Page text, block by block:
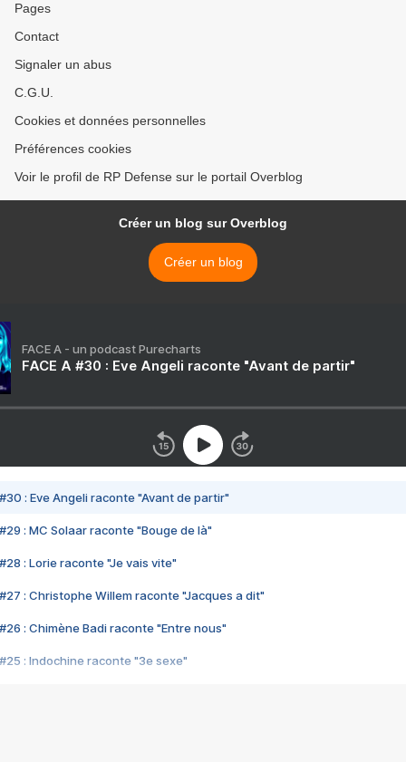
Pages
Contact
Signaler un abus
C.G.U.
Cookies et données personnelles
Préférences cookies
Voir le profil de RP Defense sur le portail Overblog
Créer un blog sur Overblog
Créer un blog
FACE A - un podcast Purecharts
FACE A #30 : Eve Angeli raconte "Avant de partir"
#30 : Eve Angeli raconte "Avant de partir"
#29 : MC Solaar raconte "Bouge de là"
#28 : Lorie raconte "Je vais vite"
#27 : Christophe Willem raconte "Jacques a dit"
#26 : Chimène Badi raconte "Entre nous"
#25 : Indochine raconte "3e sexe"